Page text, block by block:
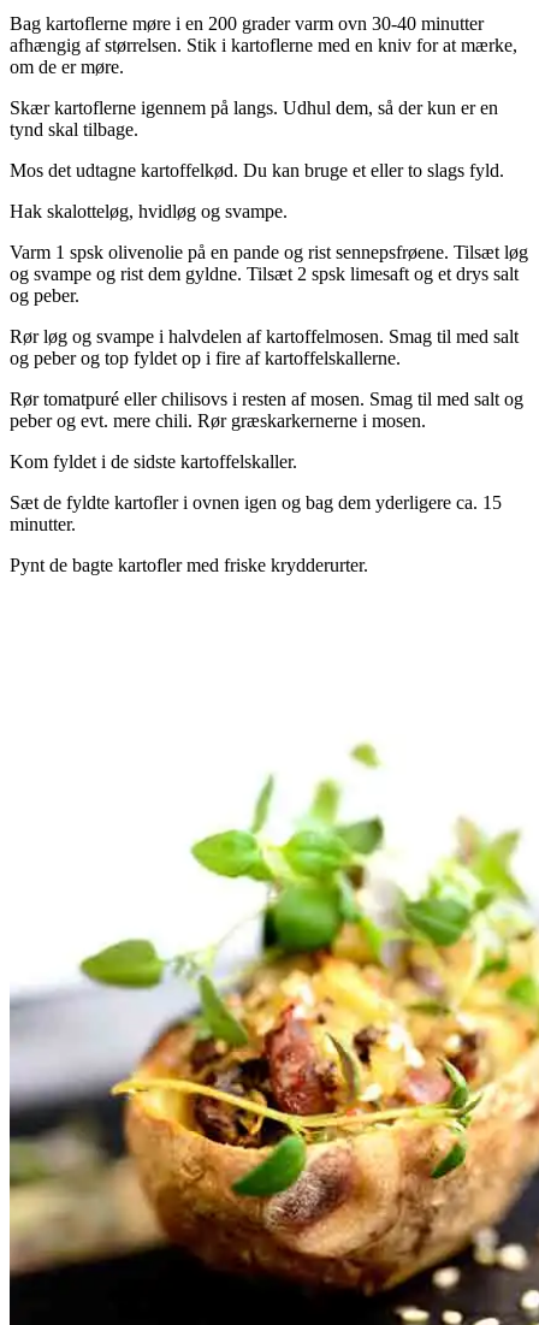
Bag kartoflerne møre i en 200 grader varm ovn 30-40 minutter
afhængig af størrelsen. Stik i kartoflerne med en kniv for at mærke,
om de er møre.
Skær kartoflerne igennem på langs. Udhul dem, så der kun er en
tynd skal tilbage.
Mos det udtagne kartoffelkød. Du kan bruge et eller to slags fyld.
Hak skalotteløg, hvidløg og svampe.
Varm 1 spsk olivenolie på en pande og rist sennepsfrøene. Tilsæt løg
og svampe og rist dem gyldne. Tilsæt 2 spsk limesaft og et drys salt
og peber.
Rør løg og svampe i halvdelen af kartoffelmosen. Smag til med salt
og peber og top fyldet op i fire af kartoffelskallerne.
Rør tomatpuré eller chilisovs i resten af mosen. Smag til med salt og
peber og evt. mere chili. Rør græskarkernerne i mosen.
Kom fyldet i de sidste kartoffelskaller.
Sæt de fyldte kartofler i ovnen igen og bag dem yderligere ca. 15
minutter.
Pynt de bagte kartofler med friske krydderurter.